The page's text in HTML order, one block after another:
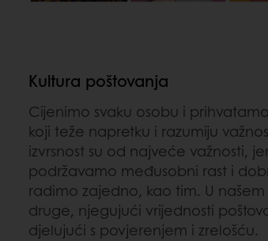
Kultura poštovanja
Cijenimo svaku osobu i
koji teže napretku i razumiju
izvrsnost su od najveće važnosti,
podržavamo međusobni rast i
radimo zajedno, kao tim. U
druge, njegujući vrijednosti
djelujući s povjerenjem i zrelošću.